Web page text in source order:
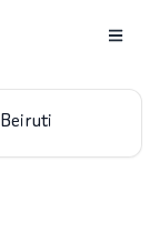
Beiruti